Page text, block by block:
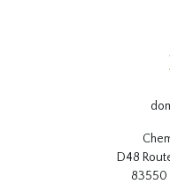
D48
83550